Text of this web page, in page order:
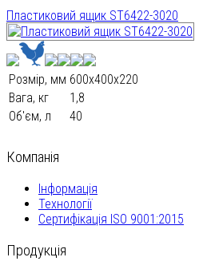
Пластиковий ящик ST6422-3020
Розмір, мм 600х400х220
Вага, кг
1,8
Об'єм, л
40
Компанія
Інформація
Технології
Сертифікація ISO 9001:2015
Продукція